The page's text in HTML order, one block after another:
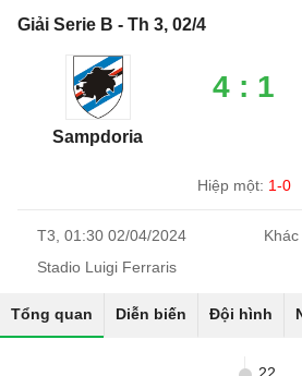
Giải Serie B - Th 3, 02/4
Sampdoria
4 : 1
Hiệp một: 1-0
T3, 01:30 02/04/2024
Stadio Luigi Ferraris
Tổng quan Diễn biến Đội hình